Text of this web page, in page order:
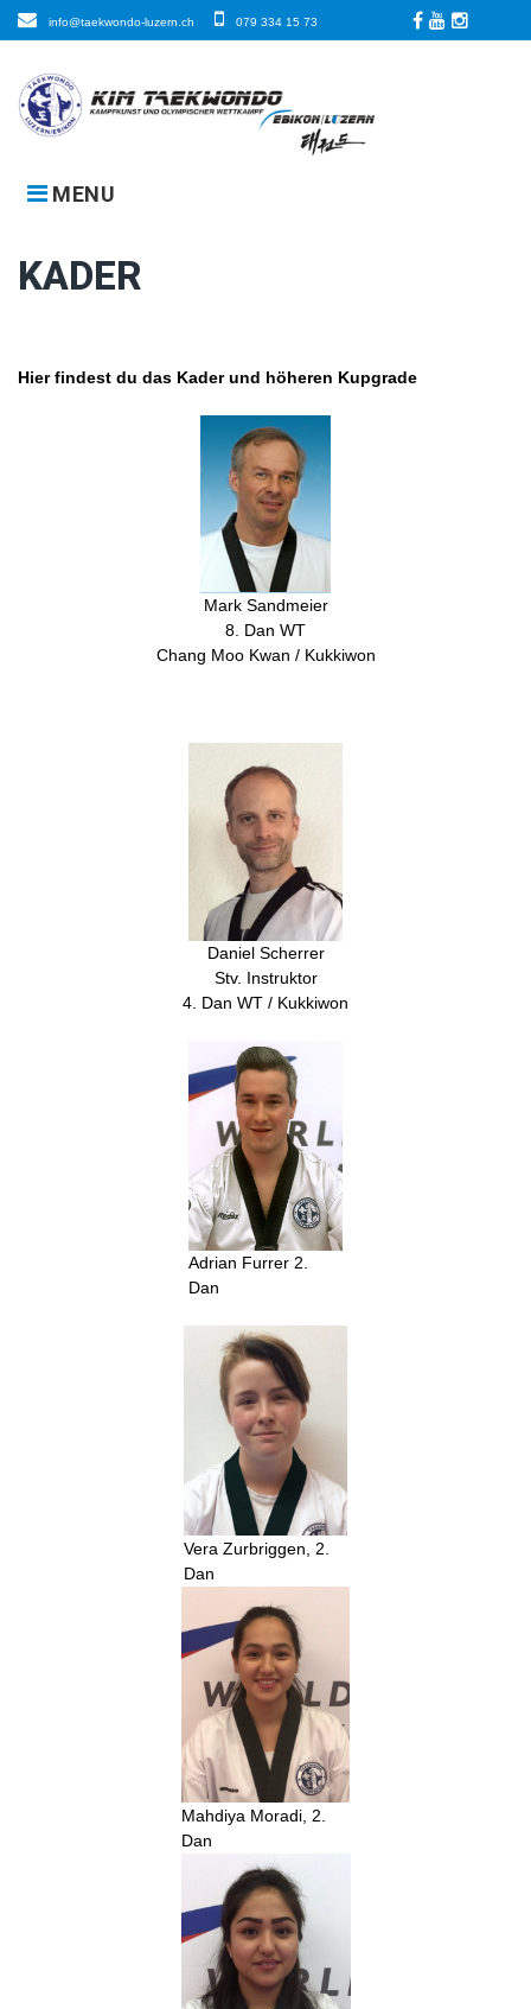
Skip
info@taekwondo-luzern.ch 079 334 15 73
MENU
KADER
KADER
Hier findest du das Kader und höheren Kupgrade
Mark Sandmeier
8. Dan WT
Chang Moo Kwan / Kukkiwon
Daniel Scherrer
Stv. Instruktor
4. Dan WT / Kukkiwon
Adrian Furrer 2.
Dan
Vera Zurbriggen, 2.
Dan
Mahdiya Moradi, 2.
Dan